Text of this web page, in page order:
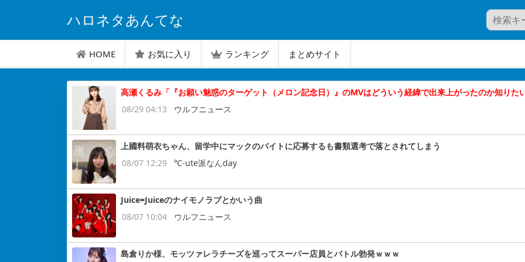
ハロネタあんてな
HOME お気に入り ランキング まとめサイト
高瀬くるみ「『お願い魅惑のターゲット（メロン記念日）』のMVはどういう経緯で出来上がったのか知りた
08/29 04:13
ウルフニュース
上國料萌衣ちゃん、留学中にマックのバイトに応募するも書類選考で落とされてしまう
08/07 12:29
℃-ute派なんday
Juice=Juiceのナイモノラブとかいう曲
08/07 10:04
ウルフニュース
島倉りか様、モッツァレラチーズを巡ってスーパー店員とバトル勃発ｗｗｗ